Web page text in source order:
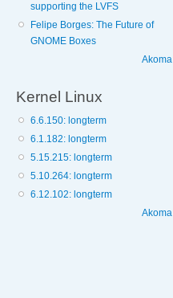
supporting the LVFS
Felipe Borges: The Future of
GNOME Boxes
Akoma
Kernel Linux
6.6.150: longterm
6.1.182: longterm
5.15.215: longterm
5.10.264: longterm
6.12.102: longterm
Akoma